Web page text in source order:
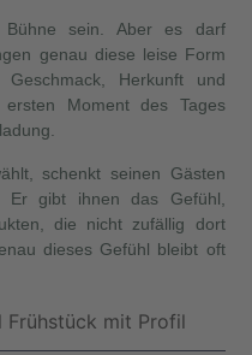
Bühne sein. Aber es darf
genau diese leise Form
Herkunft und
Moment des Tages
schenkt seinen Gästen
gibt ihnen das Gefühl,
die nicht zufällig dort
dieses Gefühl bleibt oft